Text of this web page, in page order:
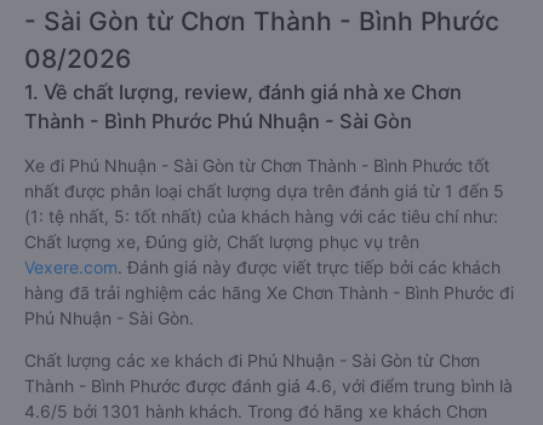
- Sài Gòn từ Chơn Thành - Bình Phước
08/2026
1. Về chất lượng, review, đánh giá nhà xe Chơn
Thành - Bình Phước Phú Nhuận - Sài Gòn
Xe đi Phú Nhuận - Sài Gòn từ Chơn Thành - Bình Phước tốt
nhất được phân loại chất lượng dựa trên đánh giá từ 1 đến 5
(1: tệ nhất, 5: tốt nhất) của khách hàng với các tiêu chí như:
Chất lượng xe, Đúng giờ, Chất lượng phục vụ trên
Vexere.com. Đánh giá này được viết trực tiếp bởi các khách
hàng đã trải nghiệm các hãng Xe Chơn Thành - Bình Phước đi
Phú Nhuận - Sài Gòn.
Chất lượng các xe khách đi Phú Nhuận - Sài Gòn từ Chơn
Thành - Bình Phước được đánh giá 4.6, với điểm trung bình là
4.6/5 bởi 1301 hành khách. Trong đó hãng xe khách Chơn